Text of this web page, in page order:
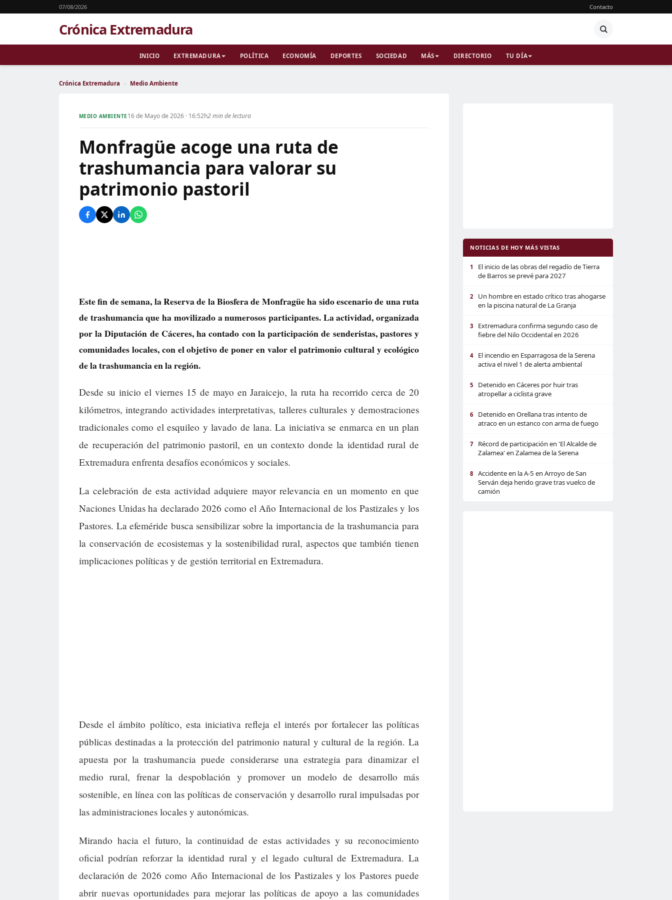
07/08/2026 Contacto
Crónica Extremadura
INICIO EXTREMADURA POLÍTICA ECONOMÍA DEPORTES SOCIEDAD MÁS DIRECTORIO TU DÍA
Crónica Extremadura › Medio Ambiente
MEDIO AMBIENTE 16 de Mayo de 2026 · 16:52h2 min de lectura
Monfragüe acoge una ruta de
trashumancia para valorar su
patrimonio pastoril
Este fin de semana, la Reserva de la Biosfera de Monfragüe ha sido escenario de una ruta
de trashumancia que ha movilizado a numerosos participantes. La actividad, organizada
por la Diputación de Cáceres, ha contado con la participación de senderistas, pastores y
comunidades locales, con el objetivo de poner en valor el patrimonio cultural y ecológico
de la trashumancia en la región.
Desde su inicio el viernes 15 de mayo en Jaraicejo, la ruta ha recorrido cerca de 20
kilómetros, integrando actividades interpretativas, talleres culturales y demostraciones
tradicionales como el esquileo y lavado de lana. La iniciativa se enmarca en un plan
de recuperación del patrimonio pastoril, en un contexto donde la identidad rural de
Extremadura enfrenta desafíos económicos y sociales.
La celebración de esta actividad adquiere mayor relevancia en un momento en que
Naciones Unidas ha declarado 2026 como el Año Internacional de los Pastizales y los
Pastores. La efeméride busca sensibilizar sobre la importancia de la trashumancia para
la conservación de ecosistemas y la sostenibilidad rural, aspectos que también tienen
implicaciones políticas y de gestión territorial en Extremadura.
Desde el ámbito político, esta iniciativa refleja el interés por fortalecer las políticas
públicas destinadas a la protección del patrimonio natural y cultural de la región. La
apuesta por la trashumancia puede considerarse una estrategia para dinamizar el
medio rural, frenar la despoblación y promover un modelo de desarrollo más
sostenible, en línea con las políticas de conservación y desarrollo rural impulsadas por
las administraciones locales y autonómicas.
Mirando hacia el futuro, la continuidad de estas actividades y su reconocimiento
oficial podrían reforzar la identidad rural y el legado cultural de Extremadura. La
declaración de 2026 como Año Internacional de los Pastizales y los Pastores puede
abrir nuevas oportunidades para mejorar las políticas de apoyo a las comunidades
NOTICIAS DE HOY MÁS VISTAS
1
El inicio de las obras del regadío de Tierra
de Barros se prevé para 2027
2
Un hombre en estado crítico tras ahogarse
en la piscina natural de La Granja
3
Extremadura confirma segundo caso de
fiebre del Nilo Occidental en 2026
4
El incendio en Esparragosa de la Serena
activa el nivel 1 de alerta ambiental
5
Detenido en Cáceres por huir tras
atropellar a ciclista grave
6
Detenido en Orellana tras intento de
atraco en un estanco con arma de fuego
7
Récord de participación en 'El Alcalde de
Zalamea' en Zalamea de la Serena
8
Accidente en la A-5 en Arroyo de San
Serván deja herido grave tras vuelco de
camión